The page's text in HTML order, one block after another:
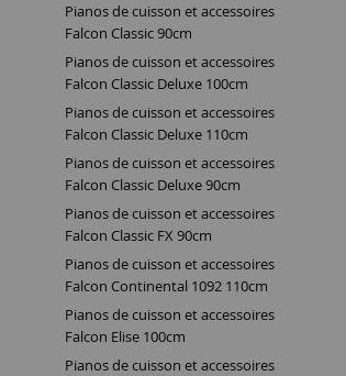
Pianos de cuisson et accessoires
Falcon Classic 90cm
Pianos de cuisson et accessoires
Falcon Classic Deluxe 100cm
Pianos de cuisson et accessoires
Falcon Classic Deluxe 110cm
Pianos de cuisson et accessoires
Falcon Classic Deluxe 90cm
Pianos de cuisson et accessoires
Falcon Classic FX 90cm
Pianos de cuisson et accessoires
Falcon Continental 1092 110cm
Pianos de cuisson et accessoires
Falcon Elise 100cm
Pianos de cuisson et accessoires